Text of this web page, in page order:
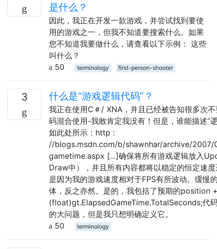
是什么？
因此，我正在开发一款游戏，并尝试找到要使
用的游戏之一，但我不知道要搜索什么。如果
您不知道我要做什么，请查看以下示例： 这些
叫什么？
50
terminology first-person-shooter
3 什么是“游戏逻辑代码”？
我正在使用C＃/ XNA，并且已经被告知很多次
码混合使用-我敢肯定我没有！但是，谁能描述“
如此处所示：http :
//blogs.msdn.com/b/shawnhar/archive/
gametime.aspx [...]确保将所有游戏逻辑放入
Draw中），并且所有内容都将以稳定的恒定速
是因为我的游戏速度相对于FPS有所波动。缓慢
体，反之亦然。是的，我包括了预期的position
(float)gt.ElapsedGameTime.TotalSeconds;代
的大问题，但是我只想明确定义它。
50
terminology